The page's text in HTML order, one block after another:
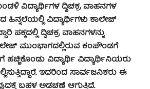
ವಿದ್ಯಾರ್ಥಿಗಳ ದ್ವಿಚಕ್ರ ವಾಹನಗಳ
ಹಿನ್ನಲೆಯಲ್ಲಿ ವಿದ್ಯಾರ್ಥಿಗಳು ಕಾಲೇಜ್
ಪಕ್ಕದಲ್ಲಿ ದ್ವಿಚಕ್ರ ವಾಹನಗಳನ್ನು
ಮುಂಭಾಗದಲ್ಲಿರುವ ಕಂಪೌಂಡಗೆ
ಹಚ್ಚಿಕೊಂಡು ವಿದ್ಯಾರ್ಥಿ ವಿದ್ಯಾರ್ಥಿನಿಯರು
ಇದರಿಂದ ಸಾರ್ವಜನಿಕರು ಈ